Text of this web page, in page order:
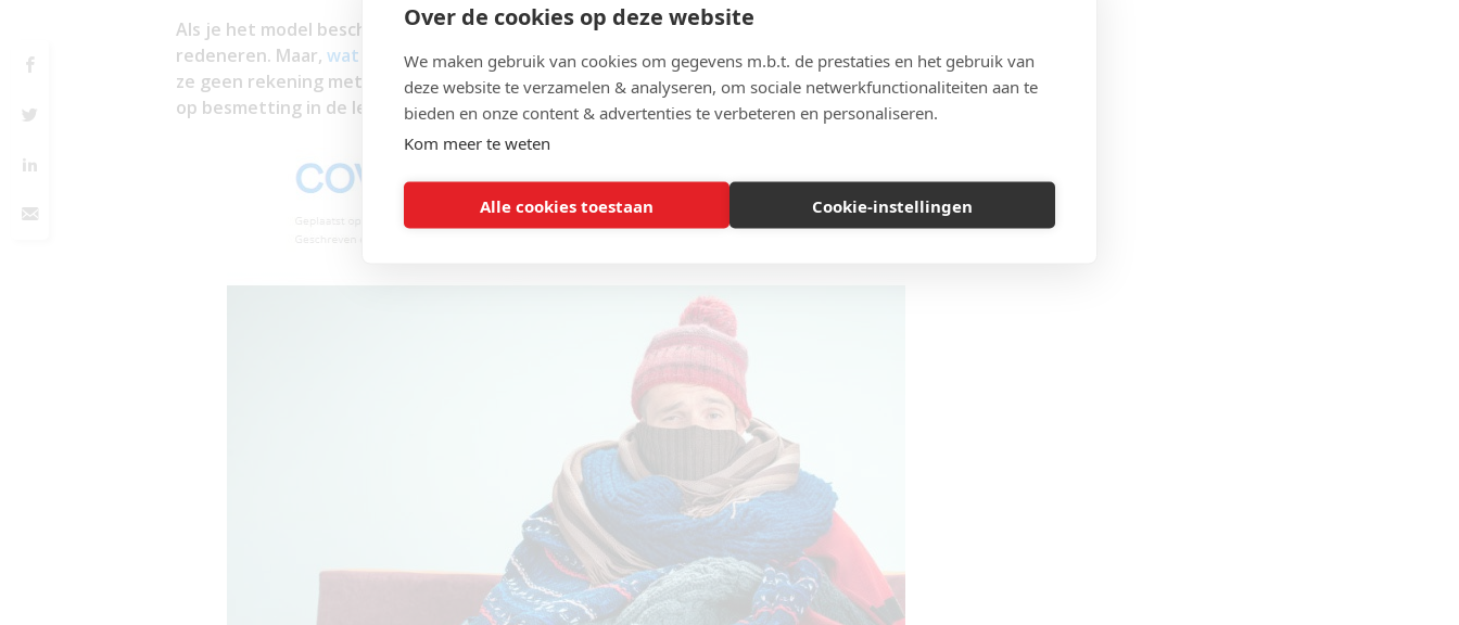
Over de cookies op deze website
We maken gebruik van cookies om gegevens m.b.t. de prestaties en het gebruik van
deze website te verzamelen & analyseren, om sociale netwerkfunctionaliteiten aan te
bieden en onze content & advertenties te verbeteren en personaliseren.
Kom meer te weten
Alle cookies toestaan Cookie-instellingen
Als je het model beschouwt als de perfecte weergave van de werkelijkheid, dan kan je zo
redeneren. Maar, wat ik in mei 2020 al had vastgesteld, bij het model van het RIVM hielden
ze geen rekening met het seizoenseffect van Covid-19. Net zoals bij de griep werd de kans
op besmetting in de lente en zomer veel en veel kleiner.